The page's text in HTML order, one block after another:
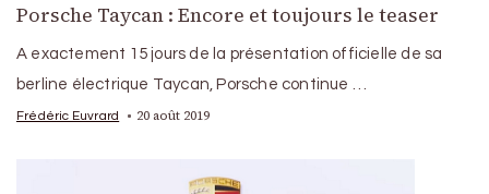
Porsche Taycan : Encore et toujours le teaser
A exactement 15 jours de la présentation officielle de sa
berline électrique Taycan, Porsche continue …
Frédéric Euvrard 20 août 2019